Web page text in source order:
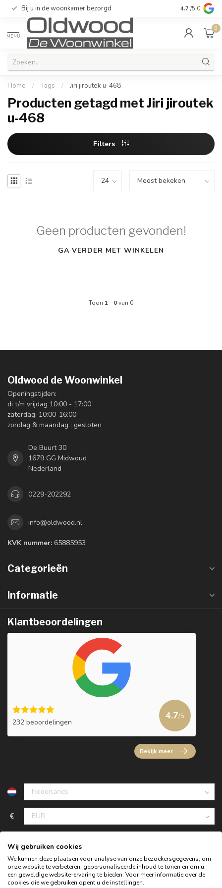
Bij u in de woonkamer bezorgd Kwaliteit &
4.7 /5.0
MENU
0
Home / Tags / Jiri jiroutek u-468
Producten getagd met Jiri jiroutek
u-468
Filters
Geen producten gevonden!
GA VERDER MET WINKELEN
Toon 1 - 0van 0
Oldwood de Woonwinkel
Openingstijden:
di t/m vrijdag 10:00 - 17:00
zaterdag: 10:00-16:00
zondag & maandag : gesloten
De Buurt 30
1679 GG Midwoud
Nederland
0229-202292
info@oldwood.nl
KVK nummer: 65885953
Categorieën
Informatie
Klantbeoordelingen
232 beoordelingen
4.7/5
Bekijk meer
€
Wij gebruiken cookies
We kunnen deze plaatsen voor analyse van onze bezoekersgegevens, om
onze website te verbeteren, gepersonaliseerde inhoud te tonen en om u
een geweldige website-ervaring te bieden. Voor meer informatie over de
cookies die we gebruiken opent u de instellingen.